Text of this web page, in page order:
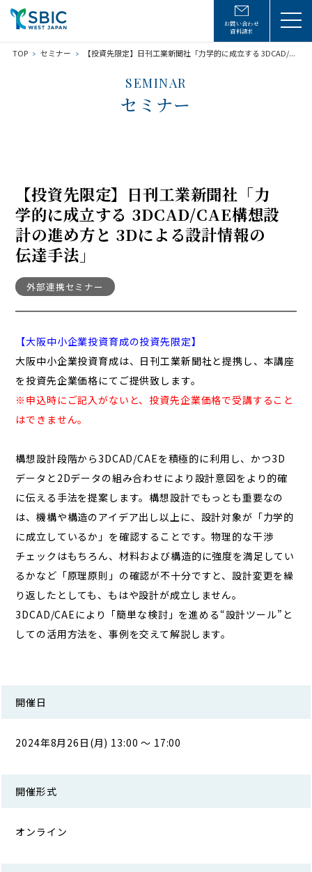
お問い合わせ
資料請求
TOP セミナー 【投資先限定】日刊工業新聞社「力学的に成立する 3DCAD/...
SEMINAR
セミナー
【投資先限定】日刊工業新聞社「力
学的に成立する 3DCAD/CAE構想設
計の進め方と 3Dによる設計情報の
伝達手法」
外部連携セミナー
【大阪中小企業投資育成の投資先限定】
大阪中小企業投資育成は、日刊工業新聞社と提携し、本講座
を投資先企業価格にてご提供致します。
※申込時にご記入がないと、投資先企業価格で受講すること
はできません。
構想設計段階から3DCAD/CAEを積極的に利用し、かつ3D
データと2Dデータの組み合わせにより設計意図をより的確
に伝える手法を提案します。構想設計でもっとも重要なの
は、機構や構造のアイデア出し以上に、設計対象が「力学的
に成立しているか」を確認することです。物理的な干渉
チェックはもちろん、材料および構造的に強度を満足してい
るかなど「原理原則」の確認が不十分ですと、設計変更を繰
り返したとしても、もはや設計が成立しません。
3DCAD/CAEにより「簡単な検討」を進める“設計ツール”と
しての活用方法を、事例を交えて解説します。
開催日
2024年8月26日(月) 13:00 ～ 17:00
開催形式
オンライン